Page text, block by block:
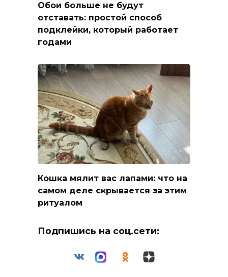
Обои больше не будут
отставать: простой способ
подклейки, который работает
годами
Кошка мялит вас лапами: что на
самом деле скрывается за этим
ритуалом
Подпишись на соц.сети: